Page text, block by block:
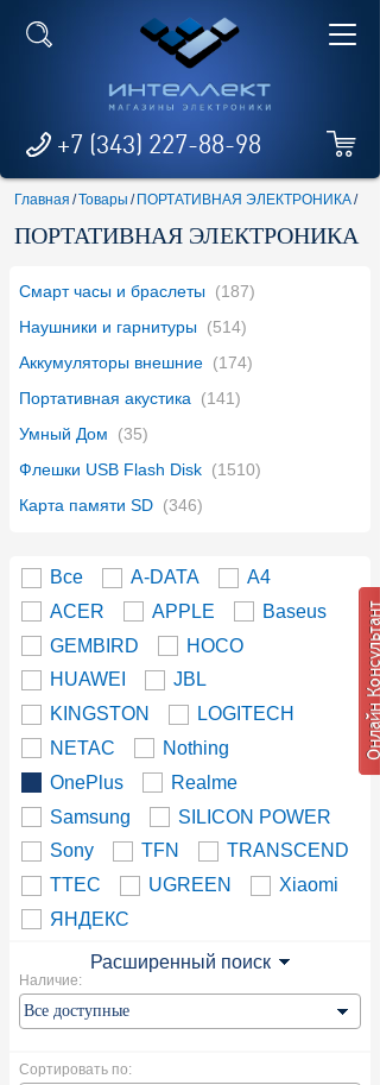
+7 (343) 227-88-98
Главная /Товары / ПОРТАТИВНАЯ ЭЛЕКТРОНИКА/
ПОРТАТИВНАЯ ЭЛЕКТРОНИКА
Смарт часы и браслеты (187)
Наушники и гарнитуры (514)
Аккумуляторы внешние (174)
Портативная акустика (141)
Умный Дом
(35)
Флешки USB Flash Disk (1510)
Карта памяти SD (346)
Все A-DATA
A4
ACER
APPLE
Baseus
GEMBIRD
HOCO
HUAWEI
JBL
KINGSTON
LOGITECH
NETAC
Nothing
OnePlus
Realme
Samsung
SILICON POWER
Sony
TFN
TRANSCEND
TTEC
UGREEN
Xiaomi
ЯНДЕКС
Расширенный поиск
Наличие:
Сортировать по: